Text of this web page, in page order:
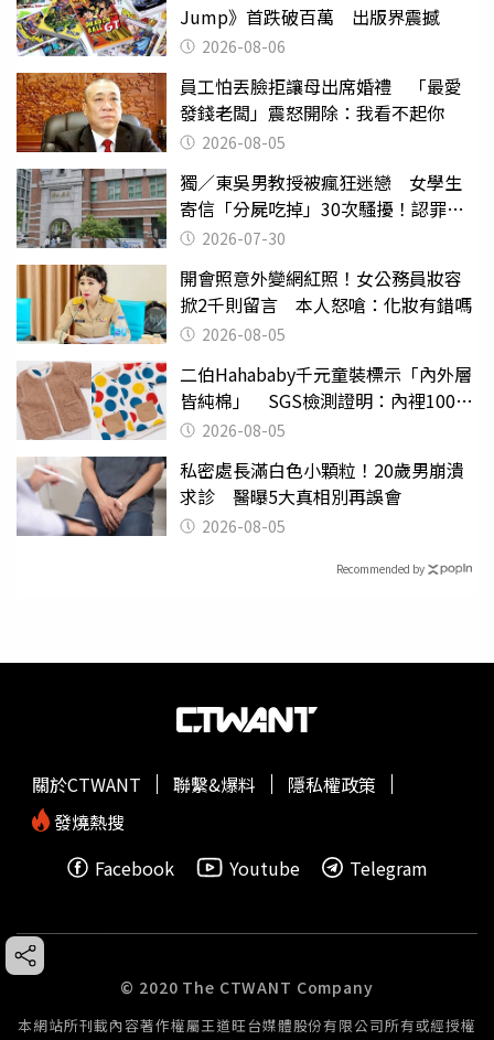
Jump》首跌破百萬 出版界震撼
2026-08-06
員工怕丟臉拒讓母出席婚禮 「最愛
發錢老闆」震怒開除：我看不起你
2026-08-05
獨／東吳男教授被瘋狂迷戀 女學生
寄信「分屍吃掉」30次騷擾！認罪免
關 2026-07-30
開會照意外變網紅照！女公務員妝容
掀2千則留言 本人怒嗆：化妝有錯嗎
2026-08-05
二伯Hahababy千元童裝標示「內外層
皆純棉」 SGS檢測證明：內裡100%
聚酯纖維
2026-08-05
私密處長滿白色小顆粒！20歲男崩潰
求診 醫曝5大真相別再誤會
2026-08-05
Recommended by
關於CTWANT 聯繫&爆料
隱私權政策
發燒熱搜
Facebook
Youtube Telegram
© 2020 The CTWANT Company
本網站所刊載內容著作權屬王道旺台媒體股份有限公司所有或經授權